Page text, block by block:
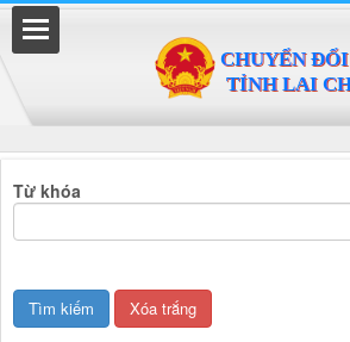
Từ khóa
Đã kết nối EMC